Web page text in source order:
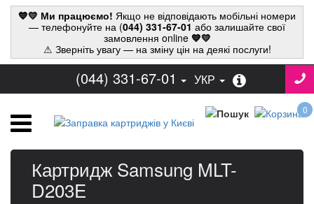
💙💛 Ми працюємо! Якщо не відповідають мобільні номери
— телефонуйте на (044) 331-67-01 або залишайте свої
замовлення online💙💛
⚠ Зверніть увагу — на зміну цін на деякі послуги!
(044) 331-67-01 УКР
0
Картридж Samsung MLT-
D203E